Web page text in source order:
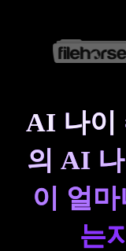
AI 나이
의 AI
이 얼마
는